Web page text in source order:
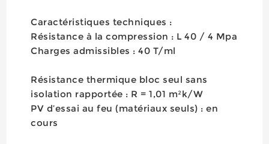
Caractéristiques techniques :
Résistance à la compression : L 40 / 4 Mpa
Charges admissibles : 40 T/ml
Résistance thermique bloc seul sans
isolation rapportée : R = 1,01 m²k/W
PV d’essai au feu (matériaux seuls) : en
cours